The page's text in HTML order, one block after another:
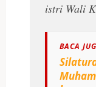
istri Wali
BACA